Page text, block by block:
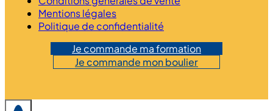
Mentions légales
Politique de confidentialité
Je commande ma formation
Je commande mon boulier